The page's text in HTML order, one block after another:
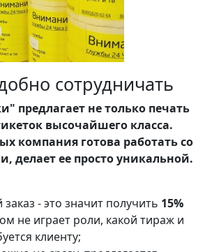
сотрудничать
предлагает не только печать
высочайшего класса.
компания готова работать со
делает ее просто уникальной.
- это значит получить 15%
не играет роли, какой тираж и
клиенту;